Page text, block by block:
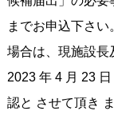
までお申込下さ
場合は、現施設長
2023 年 4 月 23
認と させて頂き